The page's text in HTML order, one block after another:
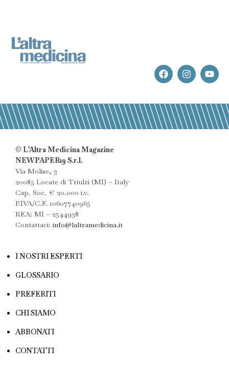
© L’Altra Medicina Magazine
NEWPAPER19 S.r.l.
Via Molise, 3
20085 Locate di Triulzi (MI) – Italy
Cap. Soc. € 20.000 i.v.
P.IVA/C.F. 10607740965
REA: MI – 2544938
Contattaci: info@laltramedicina.it
I NOSTRI ESPERTI
GLOSSARIO
PREFERITI
CHI SIAMO
ABBONATI
CONTATTI